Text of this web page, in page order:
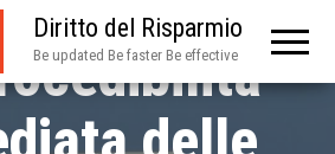
Diritto del Risparmio
Be updated Be faster Be effective
delle